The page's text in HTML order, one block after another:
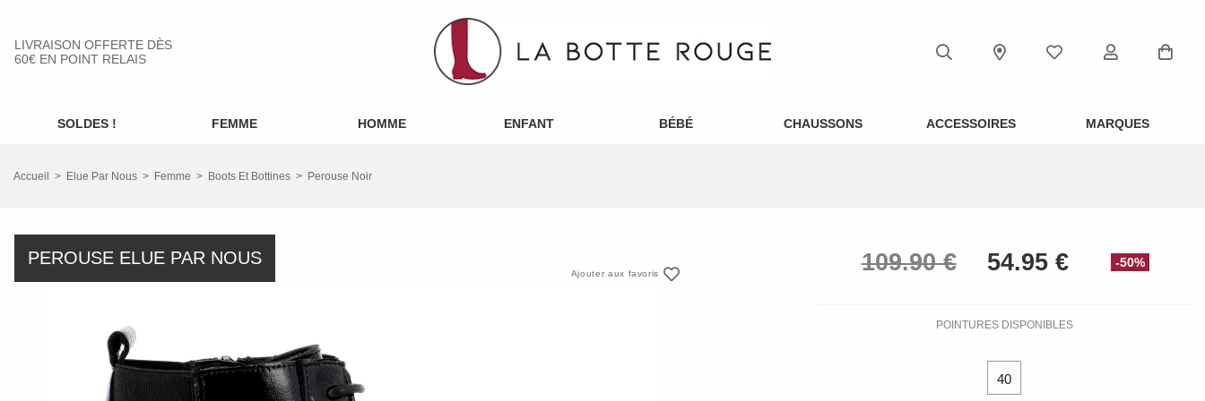
LIVRAISON OFFERTE DÈS
60€ EN POINT RELAIS
SOLDES ! FEMME HOMME ENFANT BÉBÉ CHAUSSONS ACCESSOIRES MARQUES
Accueil Elue Par Nous Femme Boots Et Bottines Perouse Noir
PEROUSE ELUE PAR NOUS
Ajouter aux favoris
-50%
POINTURES DISPONIBLES
40